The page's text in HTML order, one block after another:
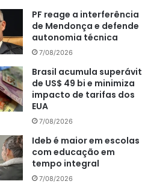
PF reage a interferência
de Mendonça e defende
autonomia técnica
7/08/2026
Brasil acumula superávit
de US$ 49 bi e minimiza
impacto de tarifas dos
EUA
7/08/2026
Ideb é maior em escolas
com educação em
tempo integral
7/08/2026